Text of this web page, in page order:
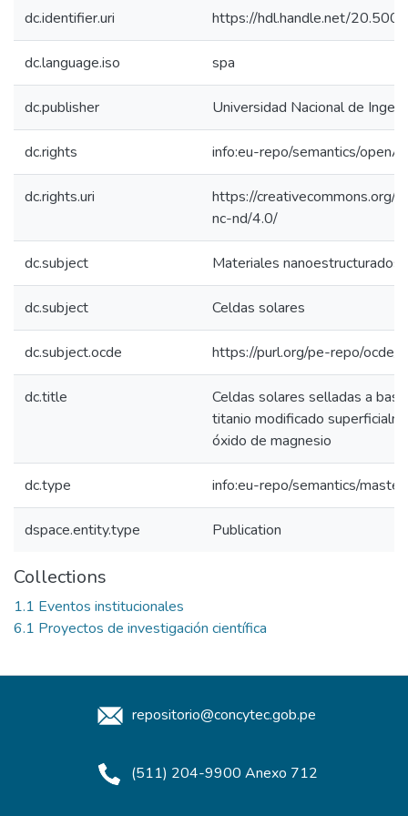
dc.identifier.uri https://hdl.handle.net/
dc.language.iso spa
dc.publisher Universidad Nacional de
dc.rights info:eu-repo/semantics/
dc.rights.uri
https://creativecommons.org/
nc-nd/4.0/
dc.subject Materiales nanoestructurados
dc.subject Celdas solares
dc.subject.ocde https://purl.org/pe-repo/ocde/
dc.title
Celdas solares selladas a
titanio modificado
óxido de magnesio
dc.type info:eu-repo/semantics/
dspace.entity.type Publication
Collections
1.1 Eventos institucionales
6.1 Proyectos de investigación científica
repositorio@concytec.gob.pe
(511) 204-9900 Anexo 712